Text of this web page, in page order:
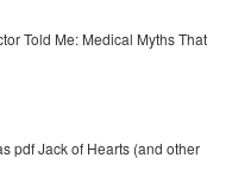
Told Me: Medical Myths That
pdf Jack of Hearts (and other